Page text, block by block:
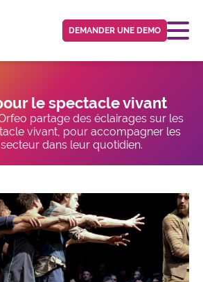
DEMANDER UNE DEMO
le spectacle vivant
partage des éclairages sur les
vivant, pour accompagner les
dans leur quotidien.